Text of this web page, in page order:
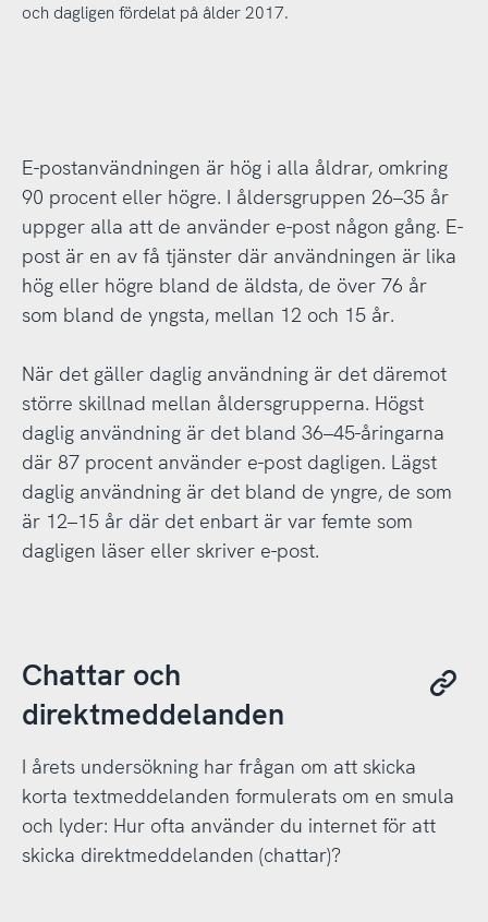
och dagligen fördelat på ålder 2017.
E-postanvändningen är hög i alla åldrar, omkring
90 procent eller högre. I åldersgruppen 26–35 år
uppger alla att de använder e-post någon gång. E-
post är en av få tjänster där användningen är lika
hög eller högre bland de äldsta, de över 76 år
som bland de yngsta, mellan 12 och 15 år.
När det gäller daglig användning är det däremot
större skillnad mellan åldersgrupperna. Högst
daglig användning är det bland 36–45-åringarna
där 87 procent använder e-post dagligen. Lägst
daglig användning är det bland de yngre, de som
är 12–15 år där det enbart är var femte som
dagligen läser eller skriver e-post.
Chattar och
direktmeddelanden
I årets undersökning har frågan om att skicka
korta textmeddelanden formulerats om en smula
och lyder: Hur ofta använder du internet för att
skicka direktmeddelanden (chattar)?